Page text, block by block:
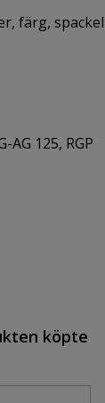
färg, spackel
AG 125, RGP
köpte